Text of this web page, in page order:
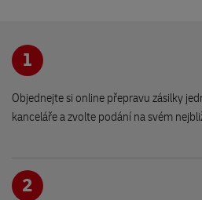
Romantika - obchod pro šikuly
Račiněvská 2444/21
190 16 Praha
503 46 Třebechovice pod Orebem
1
Objednejte si online přepravu zásilky
kanceláře a zvolte podání na svém
2